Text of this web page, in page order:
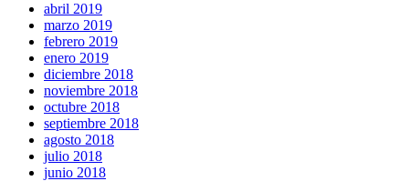
abril 2019
marzo 2019
febrero 2019
enero 2019
diciembre 2018
noviembre 2018
octubre 2018
septiembre 2018
agosto 2018
julio 2018
junio 2018